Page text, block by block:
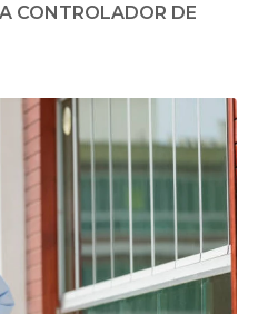
CONTROLADOR DE